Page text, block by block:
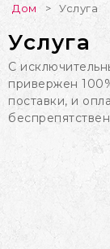
Дом > Услуга
Услуга
С
привержен
поставки, и